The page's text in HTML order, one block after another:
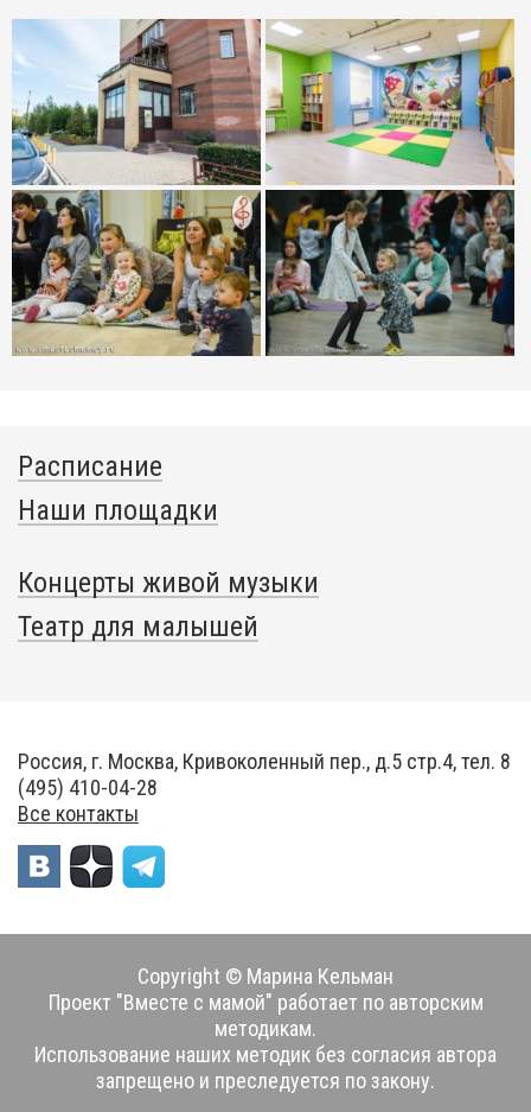
Расписание
Наши площадки
Концерты живой музыки
Театр для малышей
Россия, г. Москва, Кривоколенный пер., д.5 стр.4, тел. 8
(495) 410-04-28
Все контакты
Copyright © Марина Кельман
Проект "Вместе с мамой" работает по авторским
методикам.
Использование наших методик без согласия автора
запрещено и преследуется по закону.